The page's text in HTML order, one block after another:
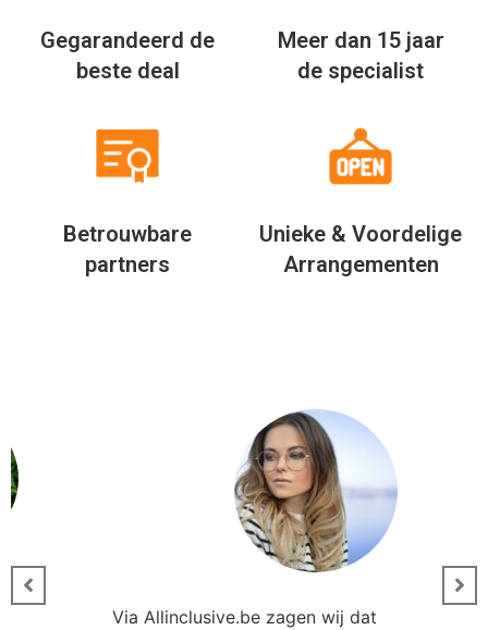
Gegarandeerd de
beste deal
Meer dan 15 jaar
de specialist
Betrouwbare
partners
Unieke & Voordelige
Arrangementen
Via Allinclusive.be zagen wij dat